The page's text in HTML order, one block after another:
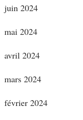
juin 2024
mai 2024
avril 2024
mars 2024
février 2024